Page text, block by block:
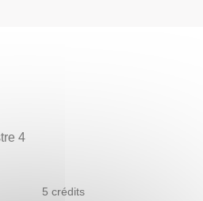
4
5 crédits